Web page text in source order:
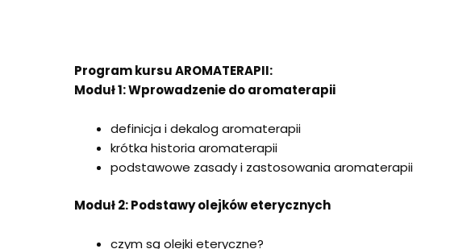
Program kursu AROMATERAPII:
Moduł 1: Wprowadzenie do aromaterapii
definicja i dekalog aromaterapii
krótka historia aromaterapii
podstawowe zasady i zastosowania aromaterapii
Moduł 2: Podstawy olejków eterycznych
czym są olejki eteryczne?